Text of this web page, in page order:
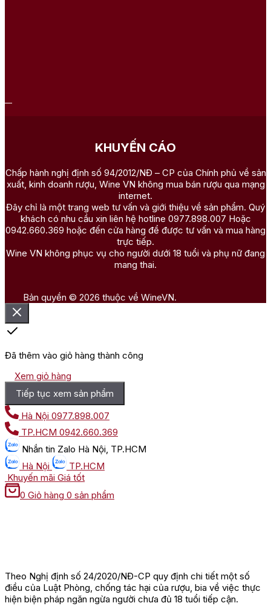
KHUYẾN CÁO
Chấp hành nghị định số 94/2012/NĐ – CP của Chính phủ về sản
xuất, kinh doanh rượu, Wine VN không mua bán rượu qua mạng
internet.
Đây chỉ là một trang web tư vấn và giới thiệu về sản phẩm. Quý
khách có nhu cầu xin liên hệ hotline 0977.898.007 Hoặc
0942.660.369 hoặc đến cửa hàng để được tư vấn và mua hàng
trực tiếp.
Wine VN không phục vụ cho người dưới 18 tuổi và phụ nữ đang
mang thai.
Bản quyền © 2026 thuộc về WineVN.
Đã thêm vào giỏ hàng thành công
Xem giỏ hàng
Tiếp tục xem sản phẩm
Hà Nội 0977.898.007
TP.HCM 0942.660.369
Nhắn tin Zalo Hà Nội, TP.HCM
Hà Nội
TP.HCM
Khuyến mãi Giá tốt
0 Giỏ hàng 0 sản phẩm
Theo Nghị định số 24/2020/NĐ-CP quy định chi tiết một số
điều của Luật Phòng, chống tác hại của rượu, bia về việc thực
hiện biện pháp ngăn ngừa người chưa đủ 18 tuổi tiếp cận.